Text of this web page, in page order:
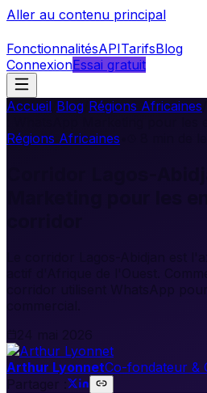
Aller au contenu principal
FonctionnalitésAPITarifsBlog
ConnexionEssai gratuit
Accueil Blog Régions Africaines
Régions Africaines
actif d'Afrique de l'Ouest.
corridor utilisent WhatsApp
Arthur LyonnetCo-fondateur &
Partager :